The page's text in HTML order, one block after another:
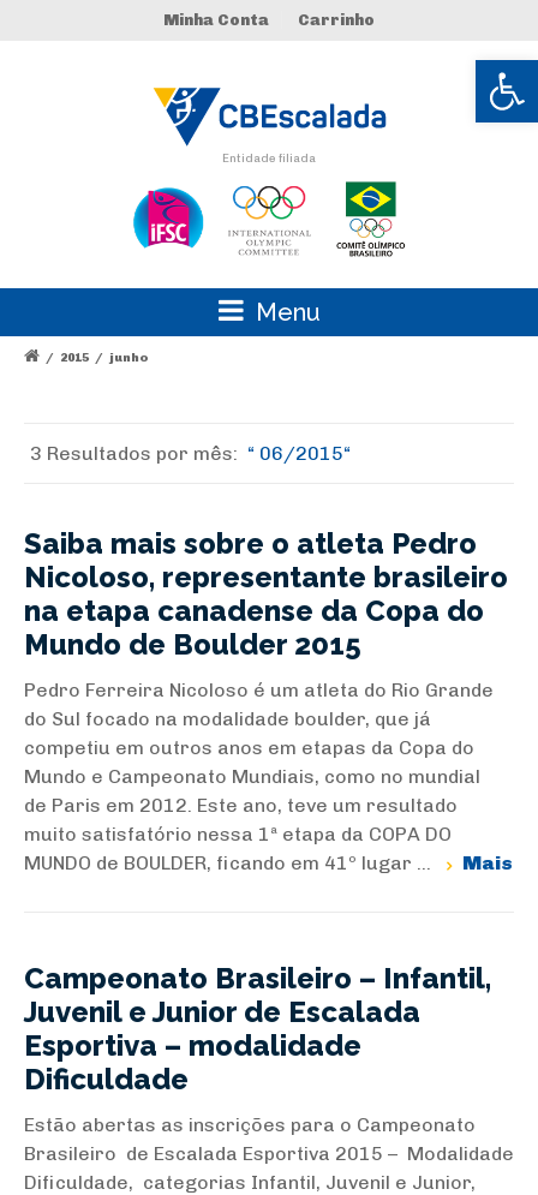
Abrir
Minha Conta Carrinho
Entidade filiada
Menu
/ 2015 / junho
3 Resultados por mês: 06/2015
Saiba mais sobre o atleta Pedro
Nicoloso, representante brasileiro
na etapa canadense da Copa do
Mundo de Boulder 2015
Pedro Ferreira Nicoloso é um atleta do Rio Grande
do Sul focado na modalidade boulder, que já
competiu em outros anos em etapas da Copa do
Mundo e Campeonato Mundiais, como no mundial
de Paris em 2012. Este ano, teve um resultado
muito satisfatório nessa 1ª etapa da COPA DO
MUNDO de BOULDER, ficando em 41º lugar ...
Mais
Campeonato Brasileiro – Infantil,
Juvenil e Junior de Escalada
Esportiva – modalidade
Dificuldade
Estão abertas as inscrições para o Campeonato
Brasileiro de Escalada Esportiva 2015 – Modalidade
Dificuldade, categorias Infantil, Juvenil e Junior,